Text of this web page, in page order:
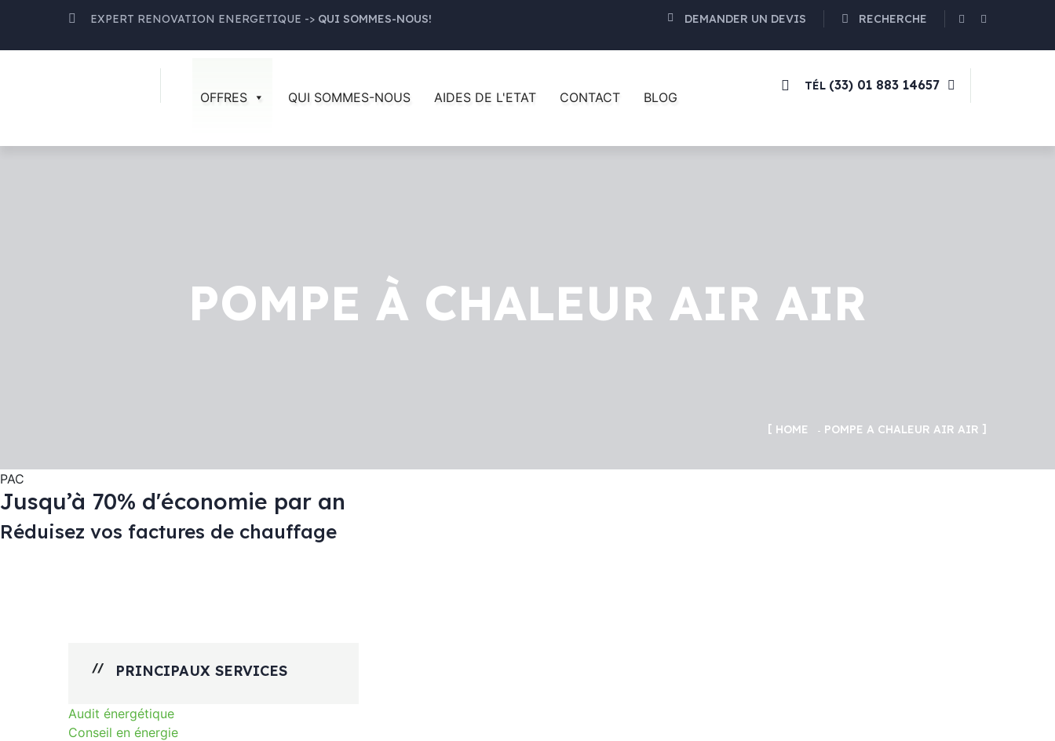
EXPERT RENOVATION ENERGETIQUE -> QUI SOMMES-NOUS! DEMANDER UN DEVIS RECHERCHE
OFFRES QUI SOMMES-NOUS AIDES DE L'ETAT CONTACT BLOG
TÉL (33) 01 883 14657
POMPE À CHALEUR AIR AIR
HOME POMPE A CHALEUR AIR AIR
PAC
Jusqu’à 70% d'économie par an
Réduisez vos factures de chauffage
PRINCIPAUX SERVICES
Audit énergétique
Conseil en énergie
Optimisez VotreConfortavec nos Solutions de Chauffage Éco-Responsables et nos panneaux solaires! 🌿
En Savoir plus !